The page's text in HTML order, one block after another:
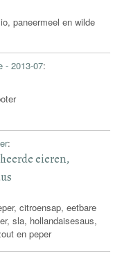
paneermeel en wilde
- 2013-07:
:
eieren,
citroensap, eetbare
sla, hollandaisesaus,
en peper